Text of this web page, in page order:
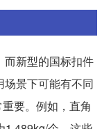
而新型的国标扣件
景下可能有不同
要。例如，直角